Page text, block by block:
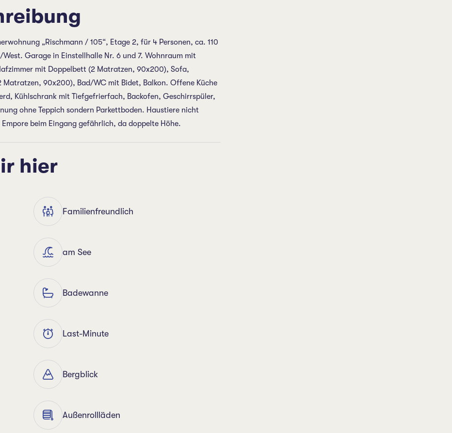
„Rischmann / 105“, Etage 2, für 4 Personen, ca. 110
Garage in Einstellhalle Nr. 6 und 7. Wohnraum mit
mit Doppelbett (2 Matratzen, 90x200), Sofa,
Matratzen, 90x200), Bad/WC mit Bidet, Balkon. Offene Küche
Kühlschrank mit Tiefgefrierfach, Backofen, Geschirrspüler,
ohne Teppich sondern Parkettboden. Haustiere nicht
beim Eingang gefährlich, da doppelte Höhe.
hier
Familienfreundlich
am See
Badewanne
Last-Minute
Bergblick
Außenrollläden